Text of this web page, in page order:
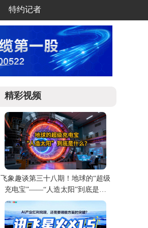
特约记者
精彩视频
飞象趣谈第三十八期！地球的“超级
充电宝”——“人造太阳”到底是什
么？